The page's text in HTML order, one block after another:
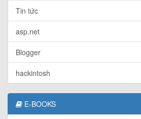
Tin tức
asp.net
Blogger
hackintosh
E-BOOKS